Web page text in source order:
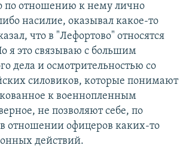
по отношению к нему лично
насилие, оказывал какое-то
что в "Лефортово" относятся
я это связываю с большим
дела и осмотрительностью со
силовиков, которые понимают
к военнопленным
не позволяют себе, по
отношении офицеров каких-то
действий.